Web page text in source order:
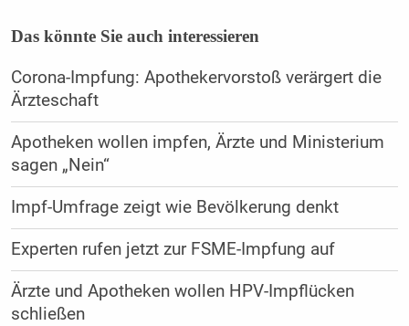
Das könnte Sie auch interessieren
Corona-Impfung: Apothekervorstoß verärgert die
Ärzteschaft
Apotheken wollen impfen, Ärzte und Ministerium
sagen „Nein“
Impf-Umfrage zeigt wie Bevölkerung denkt
Experten rufen jetzt zur FSME-Impfung auf
Ärzte und Apotheken wollen HPV-Impflücken
schließen